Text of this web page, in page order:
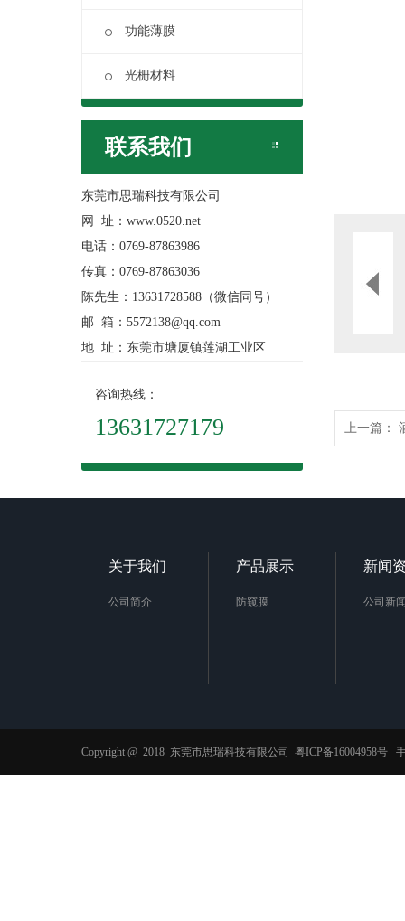
功能薄膜
光栅材料
联系我们
东莞市思瑞科技有限公司
网 址：www.0520.net
电话：0769-87863986
传真：0769-87863036
陈先生：13631728588（微信同号）
邮 箱：5572138@qq.com
地 址：东莞市塘厦镇莲湖工业区
咨询热线：
13631727179 上一篇：
关于我们
公司简介
产品展示
防窥膜
新闻
公司新
Copyright @ 2018 东莞市思瑞科技有限公司 粤ICP备16004958号